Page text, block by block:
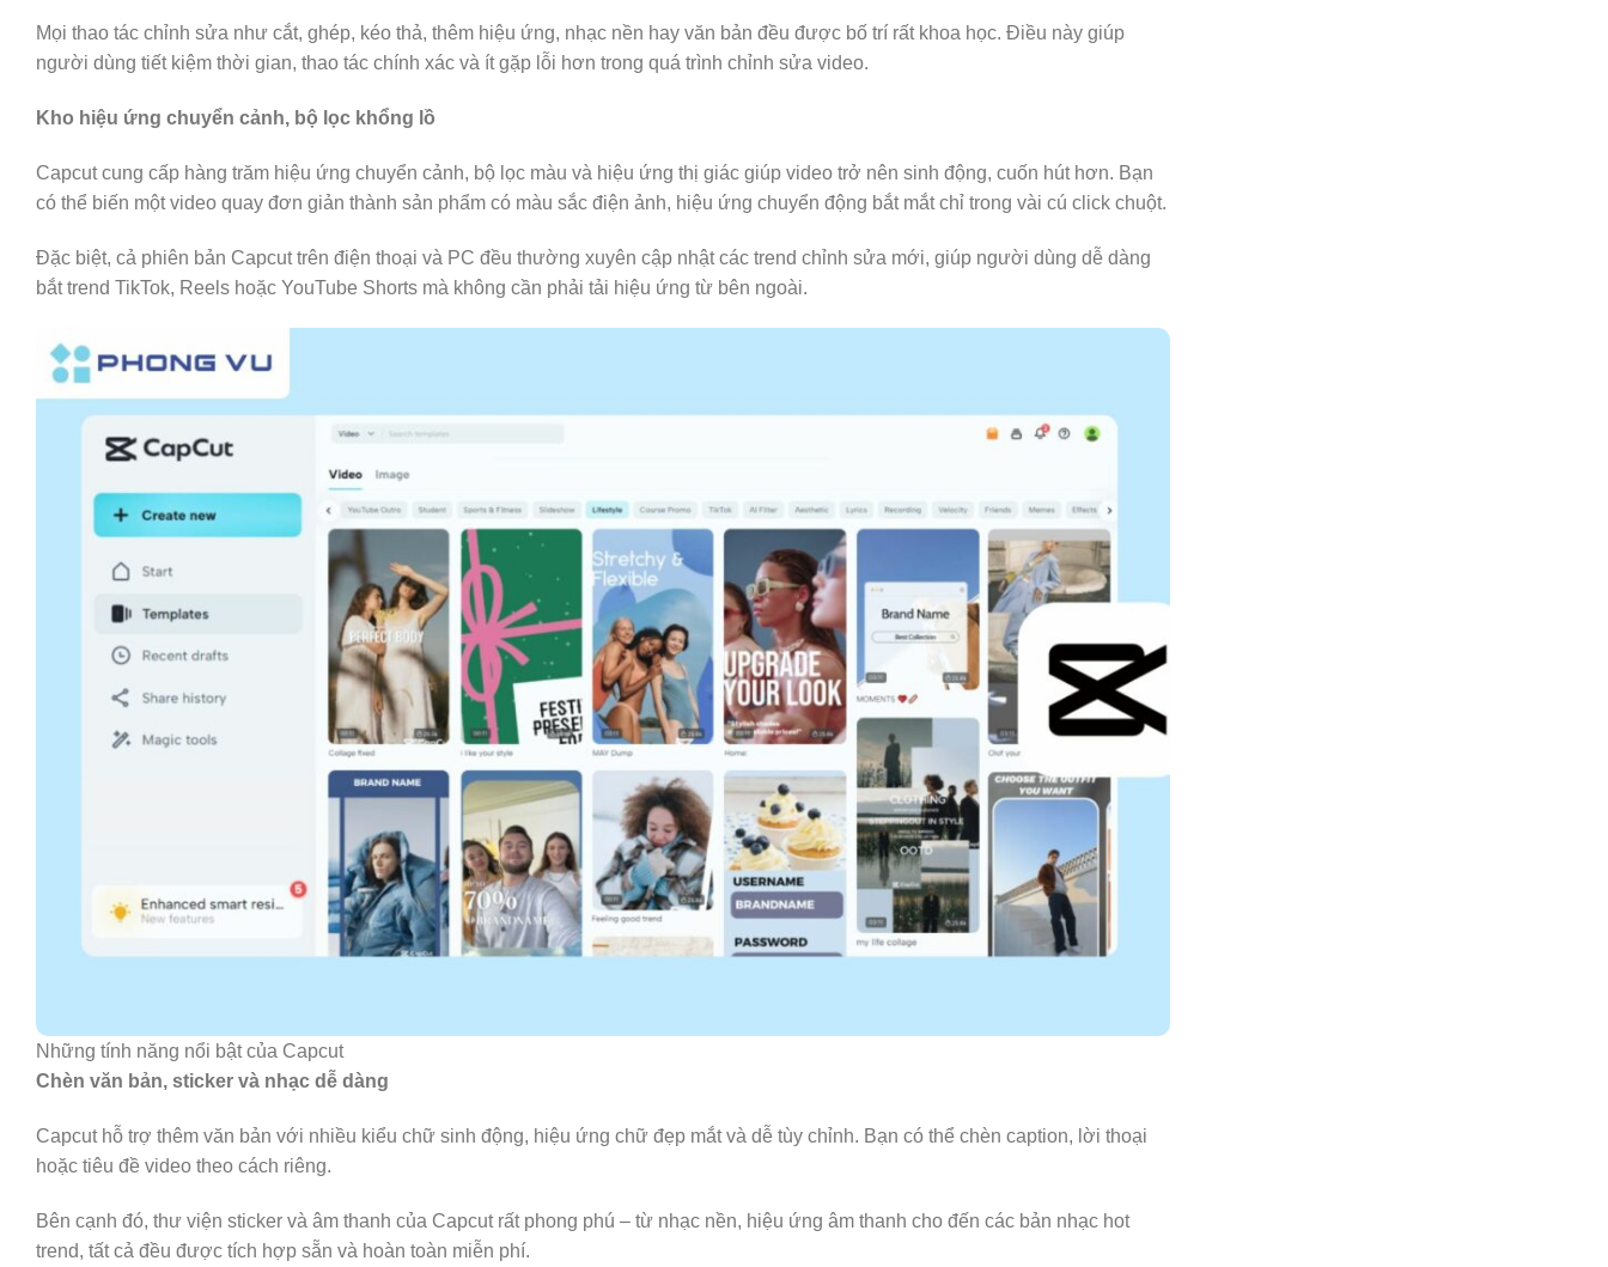
Mọi thao tác chỉnh sửa như cắt, ghép, kéo thả, thêm hiệu ứng, nhạc nền hay văn bản đều được bố trí rất khoa học. Điều này giúp
người dùng tiết kiệm thời gian, thao tác chính xác và ít gặp lỗi hơn trong quá trình chỉnh sửa video.
Kho hiệu ứng chuyển cảnh, bộ lọc khổng lồ
Capcut cung cấp hàng trăm hiệu ứng chuyển cảnh, bộ lọc màu và hiệu ứng thị giác giúp video trở nên sinh động, cuốn hút hơn. Bạn
có thể biến một video quay đơn giản thành sản phẩm có màu sắc điện ảnh, hiệu ứng chuyển động bắt mắt chỉ trong vài cú click chuột.
Đặc biệt, cả phiên bản Capcut trên điện thoại và PC đều thường xuyên cập nhật các trend chỉnh sửa mới, giúp người dùng dễ dàng
bắt trend TikTok, Reels hoặc YouTube Shorts mà không cần phải tải hiệu ứng từ bên ngoài.
Những tính năng nổi bật của Capcut
Chèn văn bản, sticker và nhạc dễ dàng
Capcut hỗ trợ thêm văn bản với nhiều kiểu chữ sinh động, hiệu ứng chữ đẹp mắt và dễ tùy chỉnh. Bạn có thể chèn caption, lời thoại
hoặc tiêu đề video theo cách riêng.
Bên cạnh đó, thư viện sticker và âm thanh của Capcut rất phong phú – từ nhạc nền, hiệu ứng âm thanh cho đến các bản nhạc hot
trend, tất cả đều được tích hợp sẵn và hoàn toàn miễn phí.